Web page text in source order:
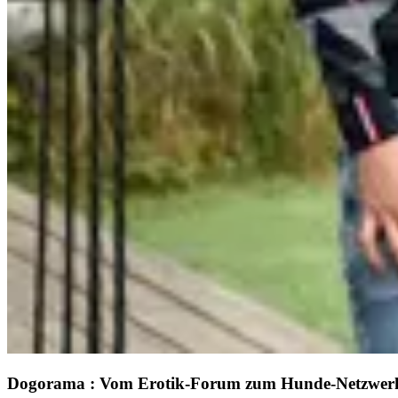
Dogorama : Vom Erotik-Forum zum Hunde-